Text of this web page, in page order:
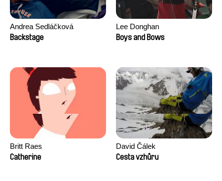
Andrea Sedláčková
Backstage
Lee Donghan
Boys and Bows
Britt Raes
Catherine
David Čálek
Cesta vzhůru